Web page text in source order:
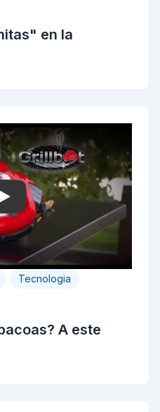
en la
Play
Tecnologia
A este